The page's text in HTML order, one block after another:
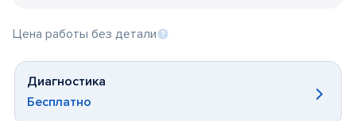
Цена работы без детали
Диагностика
Бесплатно